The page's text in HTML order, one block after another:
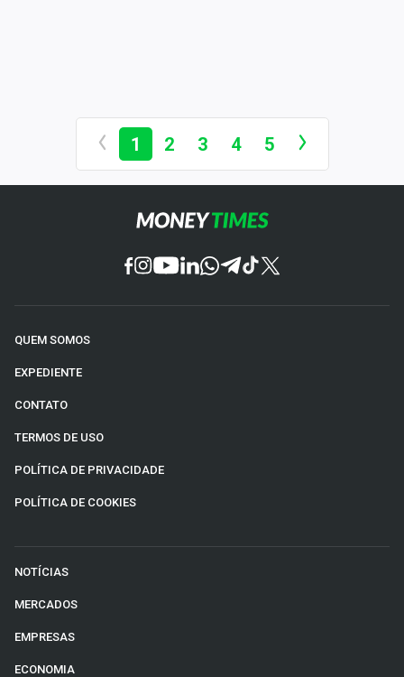
1 2 3 4 5
QUEM SOMOS
EXPEDIENTE
CONTATO
TERMOS DE USO
POLÍTICA DE PRIVACIDADE
POLÍTICA DE COOKIES
NOTÍCIAS
MERCADOS
EMPRESAS
ECONOMIA